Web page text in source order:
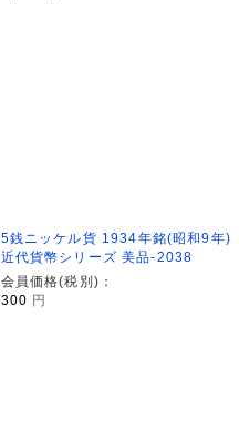
5銭ニッケル貨 1934年銘(昭和9年)
近代貨幣シリーズ 美品-2038
会員価格(税別)：
300 円